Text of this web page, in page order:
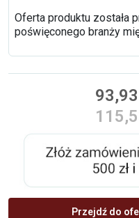
Oferta produktu została
poświęconego branży
Przejdź do